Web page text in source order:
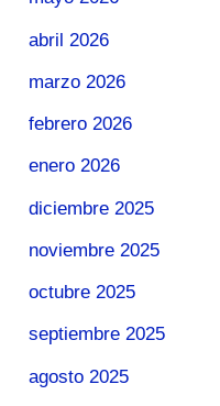
abril 2026
marzo 2026
febrero 2026
enero 2026
diciembre 2025
noviembre 2025
octubre 2025
septiembre 2025
agosto 2025